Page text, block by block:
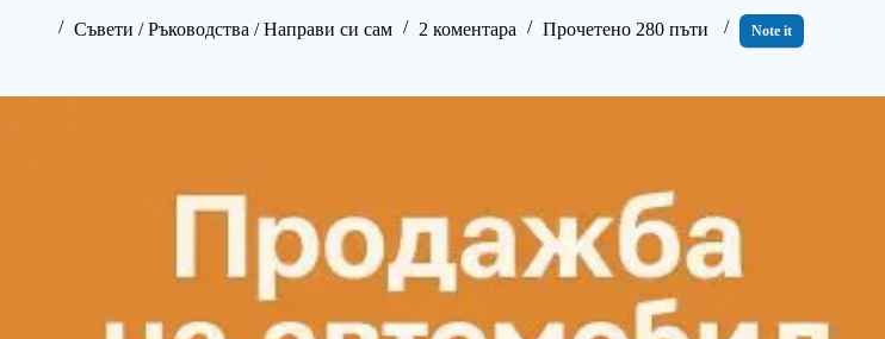
Съвети / Ръководства / Направи си сам 2 коментара Прочетено 280 пъти Note it